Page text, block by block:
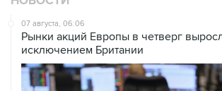
07 августа, 06:06
Рынки акций Европы в четверг
исключением Британии